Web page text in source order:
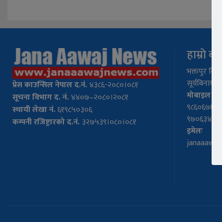
प्रेसकाउन्सिल नेपाल द.नं. ४३८६-२०८०।०८१
सूचना विभाग द. नं. ४४०७–२०८०।२०८१
स्थायी लेखा नं. ६१९८५०३०६
कम्पनी रजिष्ट्रारको द.नं. ३२७५३९।०८०।०८१
हाम्राे
भक्तपुर बिग
मोबाइल नंः
९७०६३४११७९
इमेलः